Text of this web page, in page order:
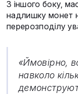
З іншого боку,
надлишку монет
перерозподілу
«Ймовірно,
навколо